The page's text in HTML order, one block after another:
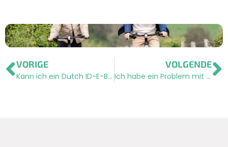
VORIGE
Kann ich ein Dutch ID-E-Bike leasen?
VOLGENDE
Ich habe ein Problem mit meinem E-Bike. Was kann ich machen?